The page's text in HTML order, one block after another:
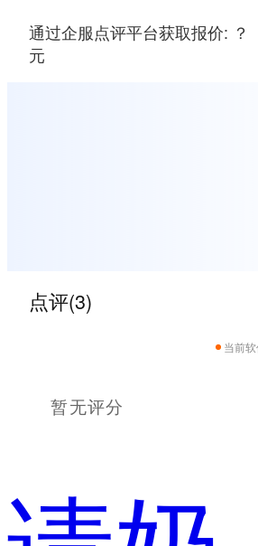
通过企服点评平台获取报价: ？
元
点评(3)
当前
暂无评分